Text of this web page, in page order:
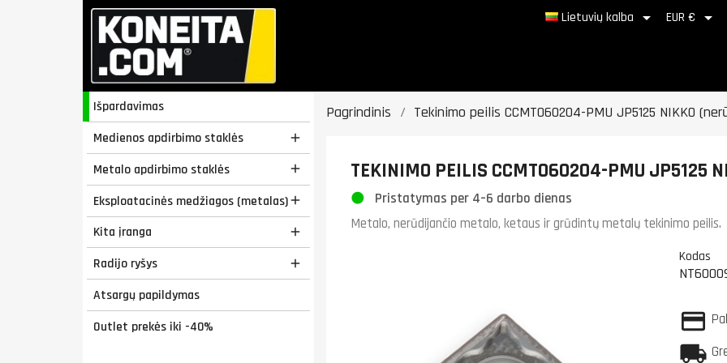
Lietuvių kalba  EUR € 
Išpardavimas
Medienos apdirbimo staklės

Metalo apdirbimo staklės 
Eksploatacinės medžiagos (metalas)
Kita įranga 
Radijo ryšys 
Atsargų papildymas
Outlet prekės iki -40%
Pagrindinis Tekinimo peilis CCMT060204-PMU JP5125 NIKKO
TEKINIMO PEILIS CCMT060204-PMU JP5125
Pristatymas per 4–6 darbo dienas
Metalo, nerūdijančio metalo, ketaus ir grūdintų metalų tekinimo peilis.
Kodas